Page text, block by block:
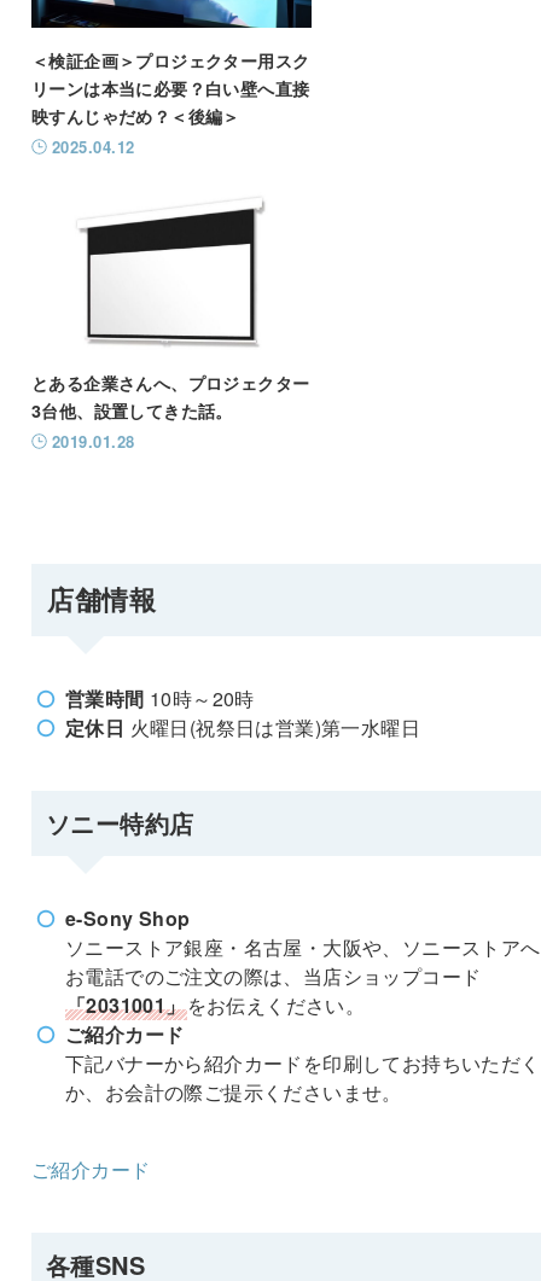
＜検証企画＞プロジェクター用スク
リーンは本当に必要？白い壁へ直接
映すんじゃだめ？＜後編＞
2025.04.12
とある企業さんへ、プロジェクター
3台他、設置してきた話。
2019.01.28
店舗情報
営業時間 10時～20時
定休日 火曜日(祝祭日は営業)第一水曜日
ソニー特約店
e-Sony Shop
ソニーストア銀座・名古屋・大阪や、ソニーストア
お電話でのご注文の際は、当店ショップコード
「2031001」をお伝えください。
ご紹介カード
下記バナーから紹介カードを印刷してお持ちいただく
か、お会計の際ご提示くださいませ。
ご紹介カード
各種SNS